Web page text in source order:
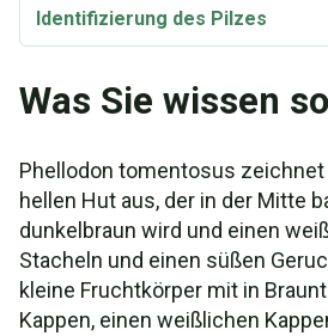
Identifizierung des Pilzes
Was Sie wissen
Phellodon tomentosus
hellen Hut aus, der in der Mitte
dunkelbraun wird und einen
Stacheln und einen süßen
kleine Fruchtkörper mit in
Kappen, einen weißlichen